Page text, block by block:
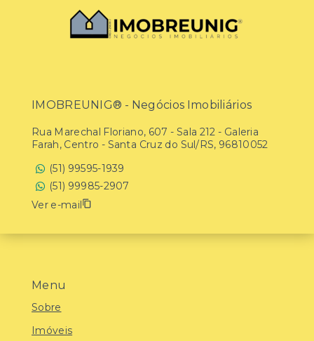
Menu
Sobre
Imóveis
IMOBREUNIG® - Negócios Imobiliários
Rua Marechal Floriano, 607 - Sala 212 - Galeria
Farah, Centro - Santa Cruz do Sul/RS, 96810052
(51) 99595-1939
(51) 99985-2907
Ver e-mail